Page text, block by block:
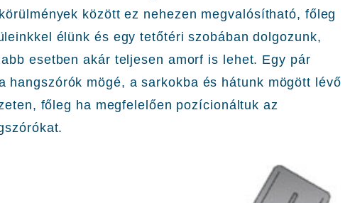
között ez nehezen megvalósítható, főleg
élünk és egy tetőtéri szobában dolgozunk,
esetben akár teljesen amorf is lehet. Egy pár
hangszórók mögé, a sarkokba és hátunk mögött lévő
főleg ha megfelelően pozícionáltuk az